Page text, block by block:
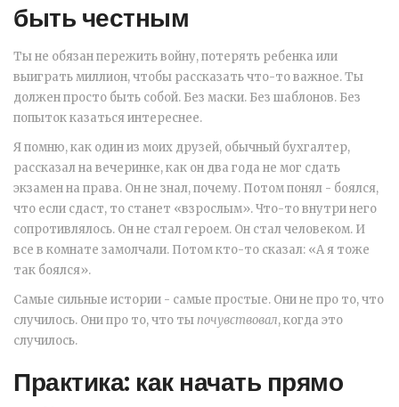
быть честным
Ты не обязан пережить войну, потерять ребенка или
выиграть миллион, чтобы рассказать что-то важное. Ты
должен просто быть собой. Без маски. Без шаблонов. Без
попыток казаться интереснее.
Я помню, как один из моих друзей, обычный бухгалтер,
рассказал на вечеринке, как он два года не мог сдать
экзамен на права. Он не знал, почему. Потом понял - боялся,
что если сдаст, то станет «взрослым». Что-то внутри него
сопротивлялось. Он не стал героем. Он стал человеком. И
все в комнате замолчали. Потом кто-то сказал: «А я тоже
так боялся».
Самые сильные истории - самые простые. Они не про то, что
случилось. Они про то, что тыпочувствовал, когда это
случилось.
Практика: как начать прямо